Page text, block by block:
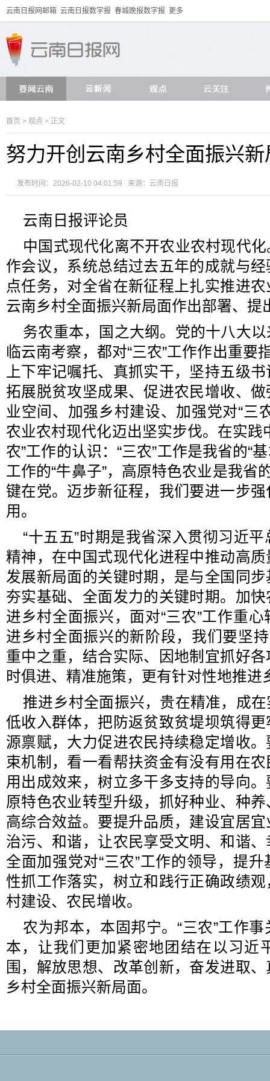
云南日报网邮箱 云南日报数字报 春城晚报数字报 更多
首页 > 观点 > 正文
努力开创云南乡村全面振兴新
发布时间：2026-02-10 04:01:59 来源： 云南日报
云南日报评论员
中国式现代化离不开农业农村现代
作会议，系统总结过去五年的成就与
点任务，对全省在新征程上扎实推进
云南乡村全面振兴新局面作出部署、提
务农重本，国之大纲。党的十八大
临云南考察，都对“三农”工作作出重要
上下牢记嘱托、真抓实干，坚持五级
拓展脱贫攻坚成果、促进农民增收、
业空间、加强乡村建设、加强党对“三
农业农村现代化迈出坚实步伐。在实践
农”工作的认识：“三农”工作是我省的“
工作的“牛鼻子”，高原特色农业是我省
键在党。迈步新征程，我们要进一步
用。
“十五五”时期是我省深入贯彻习近
精神，在中国式现代化进程中推动高
发展新局面的关键时期，是与全国同
夯实基础、全面发力的关键时期。加
进乡村全面振兴，面对“三农”工作重
进乡村全面振兴的新阶段，我们要坚
重中之重，结合实际、因地制宜抓好
时俱进、精准施策，更有针对性地推进
推进乡村全面振兴，贵在精准，成
低收入群体，把防返贫致贫堤坝筑得
源禀赋，大力促进农民持续稳定增收
束机制，看一看帮扶资金有没有用在
用出成效来，树立多干多支持的导向
原特色农业转型升级，抓好种业、种
高综合效益。要提升品质，建设宜居
治污、和谐，让农民享受文明、和谐
全面加强党对“三农”工作的领导，提
性抓工作落实，树立和践行正确政绩
村建设、农民增收。
农为邦本，本固邦宁。“三农”工作
本，让我们更加紧密地团结在以习近
围，解放思想、改革创新，奋发进取
乡村全面振兴新局面。